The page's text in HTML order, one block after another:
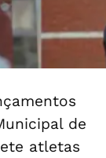
de
atletas